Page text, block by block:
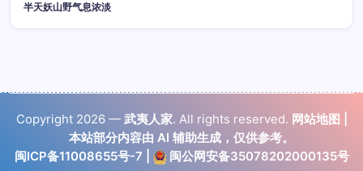
半天妖山野气息浓淡
Copyright 2026 — 武夷人家. All rights reserved. 网站地图
本站部分内容由 AI 辅助生成，仅供参考。
闽ICP备11008655号-7
闽公网安备35078202000135号